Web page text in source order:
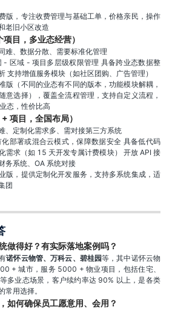
版，专注收费管理与基础工单，价格亲民，操作
老旧小区改造
目，多业态经营）
难、数据分散、需要标准化管理
- 区域 - 项目多层级权限管理 具备跨业态数据整
支持增值服务模块（如社区团购、广告管理）
版（不同的业态有不同的版本，功能模块解耦，
意选择），覆盖全流程管理，支持自定义流程，
态，性价比高
项目，全国布局）
、定制化需求多、需对接第三方系统
化部署或混合云模式，保障数据安全 具备低代码
需求（如 15 天开发专属计费模块） 开放 API 接
务系统、OA 系统对接
版，提供定制化开发服务，支持多系统集成，适
团
做得好？有实际落地案例吗？
诺怀云物管、万科云、碧桂园等，其中诺怀云物
+ 城市，服务 5000 + 物业项目，包括住宅、
多业态场景，客户续约率达 90% 以上，是各类
常用选择。
如何确保员工愿意用、会用？